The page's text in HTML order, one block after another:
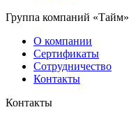
Группа компаний «Тайм»
О компании
Сертификаты
Сотрудничество
Контакты
Контакты